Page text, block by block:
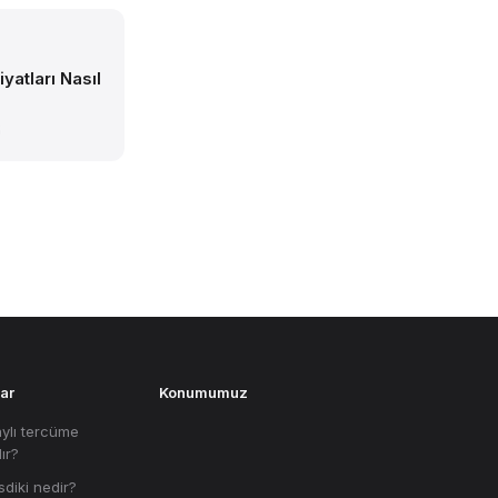
Nasıl
tercüme
nedir?
Konumumuz